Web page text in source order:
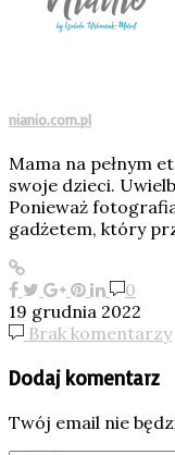
nianio.com.pl
Mama na pełnym
swoje dzieci.
Ponieważ
gadżetem, który
0
19 grudnia 2022
Brak komentarzy
Dodaj komentarz
Twój email nie